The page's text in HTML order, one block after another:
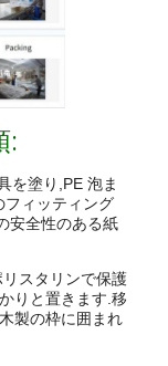
:
を塗り,PE 泡ま
フィッティング
安全性のある紙
スタリンで保護
りと置きます.移
製の枠に囲まれ